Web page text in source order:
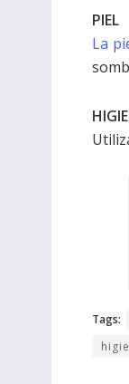
PIEL
La
Tags: